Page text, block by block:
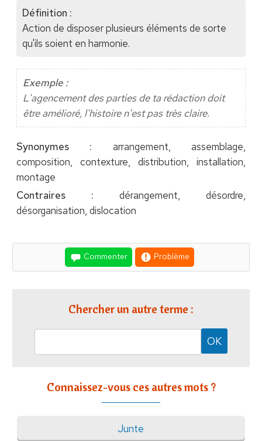
Définition :
Action de disposer plusieurs éléments de sorte
qu'ils soient en harmonie.
Exemple :
L'agencement des parties de ta rédaction doit
être amélioré, l'histoire n'est pas très claire.
Synonymes : arrangement, assemblage,
composition, contexture, distribution, installation,
montage
Contraires : dérangement, désordre,
désorganisation, dislocation
Commenter Problème
Chercher un autre terme :
Connaissez-vous ces autres mots ?
Junte